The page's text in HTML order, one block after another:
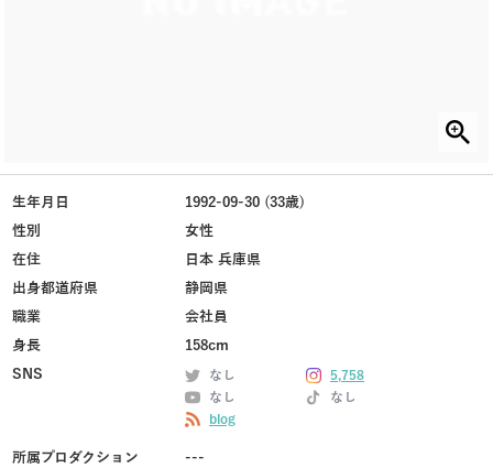
生年月日
1992-09-30 (33歳)
性別
女性
在住
日本 兵庫県
出身都道府県
静岡県
職業
会社員
身長
158cm
SNS
なし
5,758
なし
なし
blog
所属プロダクション ---